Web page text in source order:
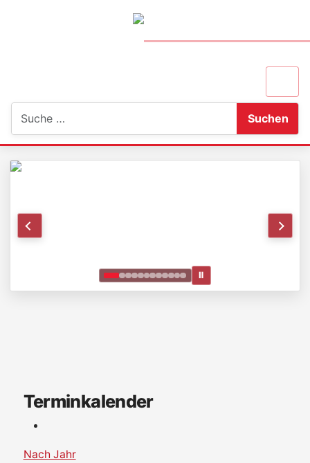
Suchen
Ⅱ
Terminkalender
Nach Jahr